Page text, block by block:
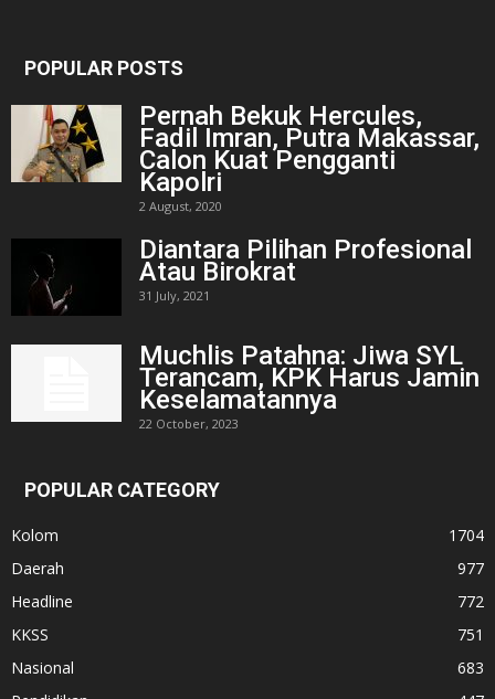
POPULAR POSTS
Pernah Bekuk Hercules,
Fadil Imran, Putra Makassar,
Calon Kuat Pengganti
Kapolri
2 August, 2020
Diantara Pilihan Profesional
Atau Birokrat
31 July, 2021
Muchlis Patahna: Jiwa SYL
Terancam, KPK Harus Jamin
Keselamatannya
22 October, 2023
POPULAR CATEGORY
Kolom
1704
Daerah
977
Headline
772
KKSS
751
Nasional
683